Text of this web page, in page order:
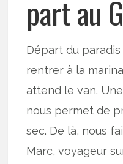
part au
Départ du
rentrer à la
attend le van.
nous permet de
sec. De là, nous
Marc, voyageur